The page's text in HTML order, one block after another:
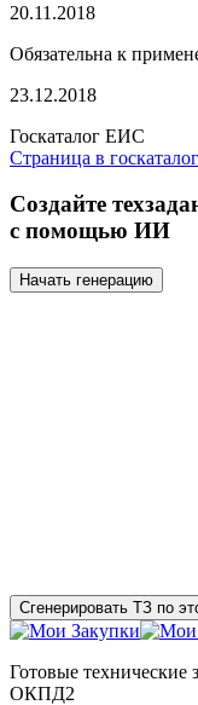
20.11.2018
Обязательна к
23.12.2018
Госкаталог ЕИС
Страница в
Создайте
с помощью ИИ
Начать генерацию
Сгенерировать ТЗ по
Готовые
ОКПД2